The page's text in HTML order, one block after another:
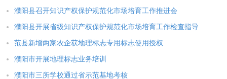
濮阳县召开知识产权保护规范化市场培育工作推进会
濮阳县开展省级知识产权保护规范化市场培育工作检查指导
范县新增两家农企获地理标志专用标志使用授权
濮阳市开展地理标志业务培训
濮阳市三所学校通过省示范基地考核